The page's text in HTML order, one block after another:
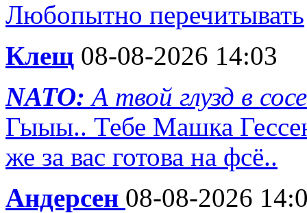
Любопытно перечитывать
Клещ 08-08-2026 14:03
NATO:А твой глузд в
Гыыы.. Тебе Машка
же за вас готова на фсё..
Андерсен 08-08-2026